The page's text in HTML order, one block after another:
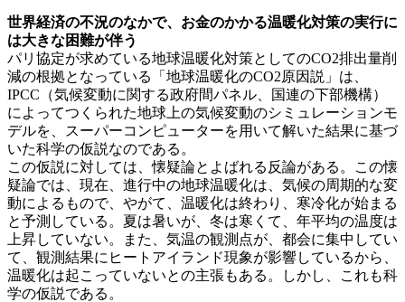
世界経済の不況のなかで、お金のかかる温暖化対策の実行に
は大きな困難が伴う
パリ協定が求めている地球温暖化対策としてのCO2排出量削
減の根拠となっている「地球温暖化のCO2原因説」は、
IPCC（気候変動に関する政府間パネル、国連の下部機構）
によってつくられた地球上の気候変動のシミュレーションモ
デルを、スーパーコンピューターを用いて解いた結果に基づ
いた科学の仮説なのである。
この仮説に対しては、懐疑論とよばれる反論がある。この懐
疑論では、現在、進行中の地球温暖化は、気候の周期的な変
動によるもので、やがて、温暖化は終わり、寒冷化が始まる
と予測している。夏は暑いが、冬は寒くて、年平均の温度は
上昇していない。また、気温の観測点が、都会に集中してい
て、観測結果にヒートアイランド現象が影響しているから、
温暖化は起こっていないとの主張もある。しかし、これも科
学の仮説である。